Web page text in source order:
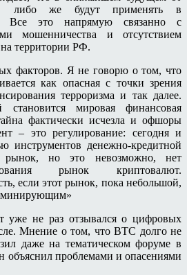
либо же будут применять в
Все это напрямую связанно с
мошенничества и отсутствием
территории РФ.
факторов. Я не говорю о том, что
как опасная с точки зрения
терроризма и так далее.
становится мировая финансовая
фактически исчезла и офшоры
– это регулирование: сегодня и
денежно-кредитной
рынок, но это невозможно, нет
рынок криптовалют.
если этот рынок, пока небольшой,
уже не раз отзывался о цифровых
Мнение о том, что ВТС долго не
даже на тематическом форуме в
объяснил проблемами и опасениями